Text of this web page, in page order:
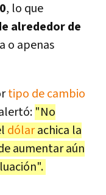
, lo que
alrededor de
o apenas
tipo de cambio
"No
dólarachica la
aumentar aún